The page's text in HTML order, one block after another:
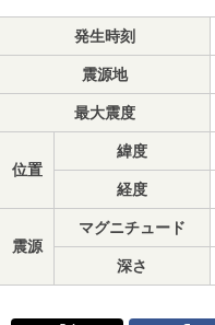
発生時刻
震源地
最大震度
位置
緯度
経度
震源
マグニチュード
深さ